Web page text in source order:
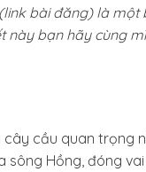
bài đăng) là
này bạn hãy cùng
cầu quan trọng
sông Hồng, đóng